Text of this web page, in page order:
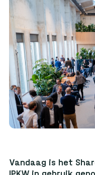
Vandaag is het